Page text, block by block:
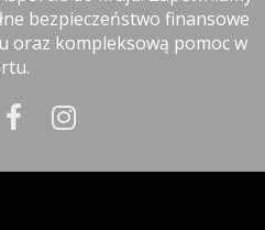
bezpieczeństwo finansowe
oraz kompleksową pomoc w